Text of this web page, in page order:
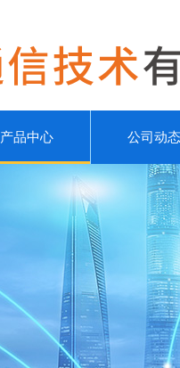
产品中心 公司动态